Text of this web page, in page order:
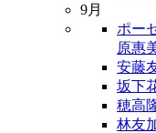
9月
ポー
原惠
安藤
坂下
穂高
林友